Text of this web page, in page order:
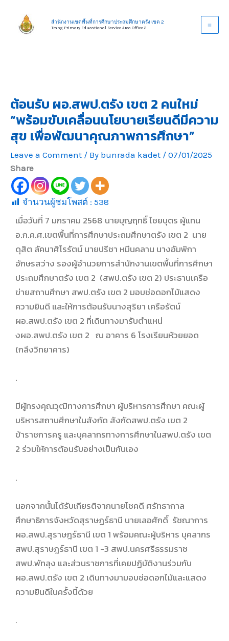
content
สำนักงานเขตพื้นที่การศึกษาประถมศึกษาตรัง เขต 2
Trang Primary Educational Service Area Office 2
ต้อนรับ ผอ.สพป.ตรัง เขต 2 คนใหม่
“พร้อมขับเคลื่อนนโยบายเรียนดีมีความ
สุข เพื่อพัฒนาคุณภาพการศึกษา”
Leave a Comment / By bunrada kadet / 07/01/2025
Share
จำนวนผู้ชมโพสต์ : 538
เมื่อวันที่ 7 มกราคม 2568 นายบุญฤทธิ์ ไชยบุตร ผู้แทน
อ.ก.ค.ศ.เขตพื้นที่การศึกษาประถมศึกษาตรัง เขต 2 นาย
ดุสิต ลัคนาศิโรรัตน์ นายปรีชา หมีนคลาน นางอัมพิกา
อักษรสว่าง รองผู้อำนวยการสำนักงานเขตพื้นที่การศึกษา
ประถมศึกษาตรัง เขต 2 (สพป.ตรัง เขต 2) ประธานเครือ
ข่ายสถานศึกษา สพป.ตรัง เขต 2 มอบช่อดอกไม้แสดง
ความยินดี และให้การต้อนรับนางสุริยา เครือรัตน์
ผอ.สพป.ตรัง เขต 2 ที่เดินทางมารับตำแหน่
งผอ.สพป.ตรัง เขต 2 ณ อาคาร 6 โรงเรียนห้วยยอด
(กลึงวิทยาคาร)
.
มีผู้ทรงคุณวุฒิทางการศึกษา ผู้บริหารการศึกษา คณะผู้
บริหารสถานศึกษาในสังกัด สังกัดสพป.ตรัง เขต 2
ข้าราชการครู และบุคลากรทางการศึกษาในสพป.ตรัง เขต
2 ร่วมให้การต้อนรับอย่างเป็นกันเอง
.
นอกจากนั้นได้รับเกียรติจากนายโชคดี ศรัทธากาล
ศึกษาธิการจังหวัดสุราษฎร์ธานี นายเลอศักดิ์ รัชณาการ
ผอ.สพป.สุราษฎร์ธานี เขต 1 พร้อมคณะผู้บริหาร บุคลากร
สพป.สุราษฎร์ธานี เขต 1 -3 สพป.นครศรีธรรมราช
สพป.พัทลุง และส่วนราชการที่เคยปฏิบัติงานร่วมกับ
ผอ.สพป.ตรัง เขต 2 เดินทางมามอบช่อดอกไม้และแสดง
ความยินดีในครั้งนี้ด้วย
.